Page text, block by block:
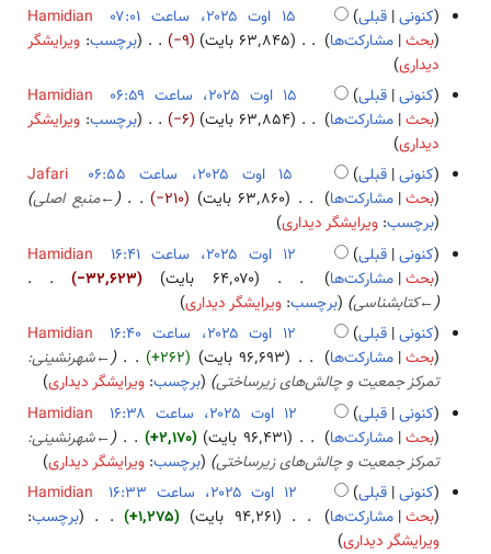
کنونی قبلی
Hamidian
بحث مشارکت‌ها ۶۳٬۸۴۵ بایت
−۹
ب
د
و
ن
خ
ل
ا
ص
ۀ
و
ی
ر
ا
ی
ش
برچسب: ویرایشگر
دیداری
کنونی قبلی
Hamidian
بحث مشارکت‌ها ۶۳٬۸۵۴ بایت
−۶
ب
د
و
ن
ل
ا
ص
ۀ
و
ی
ر
ا
ی
ش
برچسب: ویرایشگر
دیداری
کنونی قبلی
Jafari
بحث مشارکت‌ها ۶۳٬۸۶۰ بایت −۲۱۰ ←منبع اصلی
برچسب:ویرایشگر دیداری
کنونی قبلی
Hamidian
بحث مشارکت‌ها ۶۴٬۰۷۰ بایت
−۳۲٬۶۲۳
←کتابشناسی برچسب:ویرایشگر دیداری
کنونی قبلی
Hamidian
بحث مشارکت‌ها ۹۶٬۶۹۳ بایت +۲۶۲ ←شهرنشینی:
تمرکز جمعیت و چالش‌های زیرساختی
برچسب:ویرایشگر دیداری
کنونی قبلی
Hamidian
بحث مشارکت‌ها ۹۶٬۴۳۱ بایت +۲٬۱۷۰ ←شهرنشینی:
تمرکز جمعیت و چالش‌های زیرساختی
برچسب:ویرایشگر دیداری
کنونی قبلی
Hamidian
بحث مشارکت‌ها ۹۴٬۲۶۱ بایت
+۱٬۲۷۵
ب
برچسب:
ویرایشگر دیداری